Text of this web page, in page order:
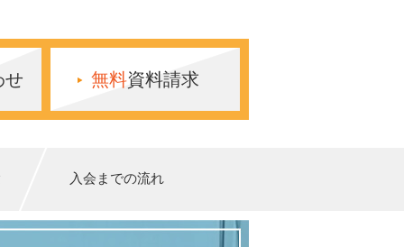
せ 無料資料請求
入会までの流れ